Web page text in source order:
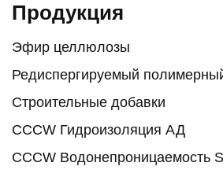
Продукция
Эфир целлюлозы
Редиспергируемый
Строительные добавки
CCCW Гидроизоляция АД
CCCW Водонепроницаемость